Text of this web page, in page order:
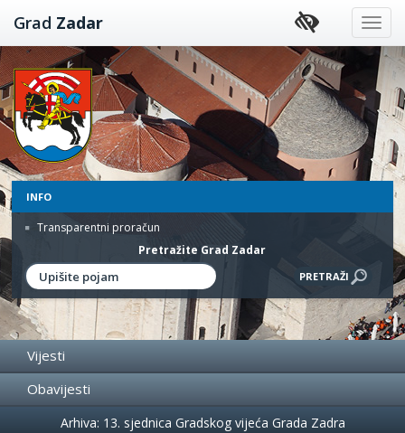
Preskoči
na
sadržaj
Grad Zadar
INFO
Transparentni proračun
Pretražite Grad Zadar
Vijesti
Obavijesti
Događanja
Arhiva: 13. sjednica Gradskog vijeća Grada Zadra